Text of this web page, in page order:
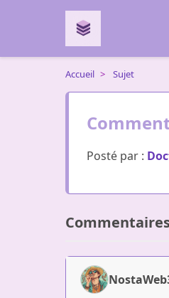
Accueil > Sujet
Posté par :